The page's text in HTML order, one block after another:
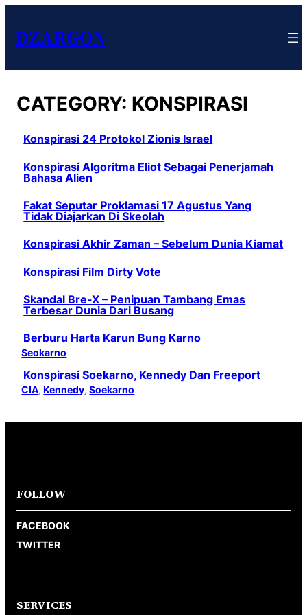
DZARGON
CATEGORY: KONSPIRASI
Konspirasi 24 Protokol Zionis Israel
Konspirasi Algoritma Eliot Sebagai Penerjamah
Bahasa Alien
Fakat Seputar Proklamasi 17 Agustus Yang
Tidak Diajarkan Di Skeolah
Konspirasi Akhir Zaman – Sebelum Dunia Kiamat
Konspirasi Film Dirty Vote
Skandal Bre-X – Penipuan Tambang Emas
Terbesar Dunia Dari Busang
Berburu Harta Karun Bung Karno
Seokarno
Konspirasi Soekarno, Kennedy Dan Freeport
CIA, Kennedy, Soekarno
FOLLOW
FACEBOOK
TWITTER
SERVICES